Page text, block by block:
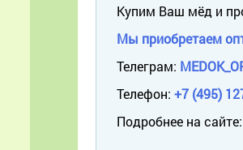
Купим Ваш мёд и
Мы приобретаем
Телеграм:
Телефон: +7 (495)
Подробнее на сайте: